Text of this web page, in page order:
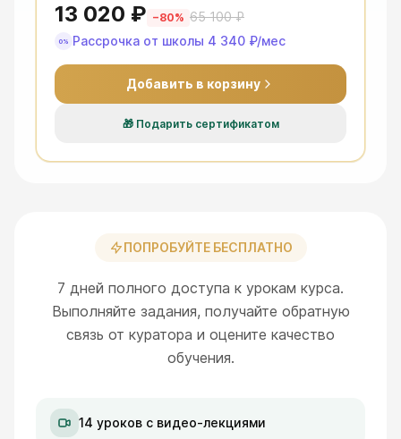
13 020 ₽ −80% 65 100 ₽
0% Рассрочка от школы 4 340 ₽/мес
Добавить в корзину
🎁 Подарить сертификатом
ПОПРОБУЙТЕ БЕСПЛАТНО
7 дней полного доступа к урокам курса.
Выполняйте задания, получайте обратную
связь от куратора и оцените качество
обучения.
14 уроков с видео-лекциями